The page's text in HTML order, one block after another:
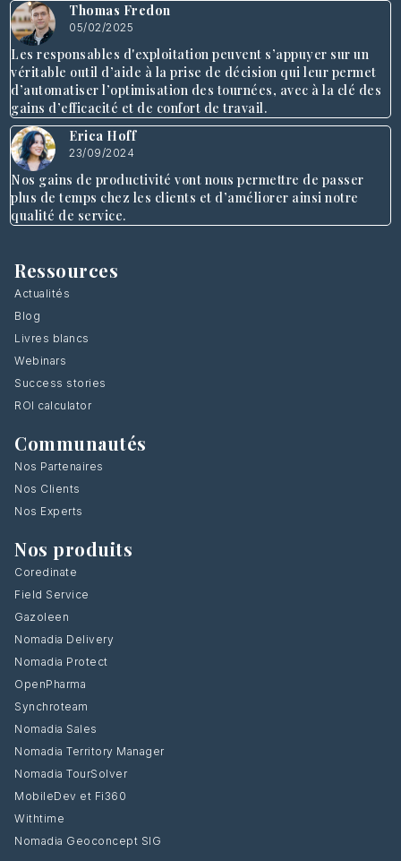
Thomas Fredon
05/02/2025
Les responsables d'exploitation peuvent s’appuyer sur un
véritable outil d’aide à la prise de décision qui leur permet
d’automatiser l’optimisation des tournées, avec à la clé des
gains d’efficacité et de confort de travail.
Erica Hoff
23/09/2024
Nos gains de productivité vont nous permettre de passer
plus de temps chez les clients et d’améliorer ainsi notre
qualité de service.
Ressources
Actualités
Blog
Livres blancs
Webinars
Success stories
ROI calculator
Communautés
Nos Partenaires
Nos Clients
Nos Experts
Nos produits
Coredinate
Field Service
Gazoleen
Nomadia Delivery
Nomadia Protect
OpenPharma
Synchroteam
Nomadia Sales
Nomadia Territory Manager
Nomadia TourSolver
MobileDev et Fi360
Withtime
Nomadia Geoconcept SIG